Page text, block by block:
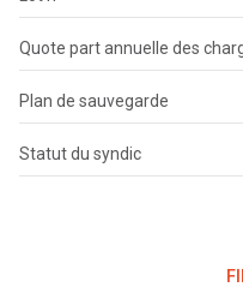
interphone
balcon
Quote part annuelle des
Plan de sauvegarde
Statut du syndic